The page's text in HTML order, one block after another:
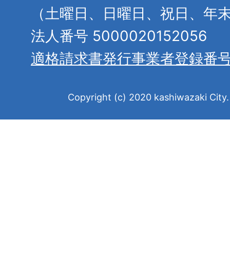
（土曜日、日曜日、祝日、年
法人番号 5000020152056
適格請求書発行事業者登録番
Copyright (c) 2020 kashiwazaki